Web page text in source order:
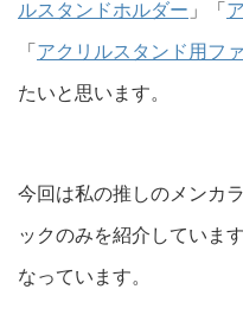
ルスタンドホルダー 」「
「アクリルスタンド用フ
たいと思います。
今回は私の推しのメンカ
ックのみを紹介しています
なっています。